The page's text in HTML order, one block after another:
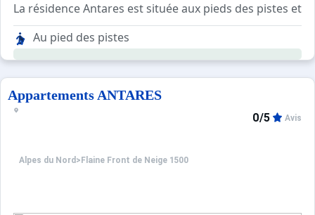
La résidence Antares est située aux pieds des pistes et
Flaine Front de Neige, lié à Flaine Forum par des
Au pied des pistes
Appartements ANTARES
Alpes du Nord > Flaine Front de Neige 1500
0/5 Avis